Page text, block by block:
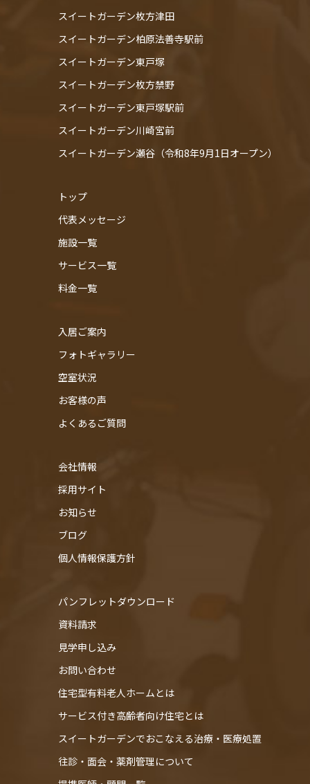
スイートガーデン枚方津田
スイートガーデン柏原法善寺駅前
スイートガーデン東戸塚
スイートガーデン枚方禁野
スイートガーデン東戸塚駅前
スイートガーデン川崎宮前
スイートガーデン瀬谷（令和8年9月1日オープン）
トップ
代表メッセージ
施設一覧
サービス一覧
料金一覧
入居ご案内
フォトギャラリー
空室状況
お客様の声
よくあるご質問
会社情報
採用サイト
お知らせ
ブログ
個人情報保護方針
パンフレットダウンロード
資料請求
見学申し込み
お問い合わせ
住宅型有料老人ホームとは
サービス付き高齢者向け住宅とは
スイートガーデンでおこなえる治療・医療処置
往診・⾯会・薬剤管理について